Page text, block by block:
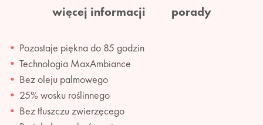
więcej informacji
porady
Pozostaje piękna do 85 godzin
Technologia MaxAmbiance
Bez oleju palmowego
25% wosku roślinnego
Bez tłuszczu zwierzęcego